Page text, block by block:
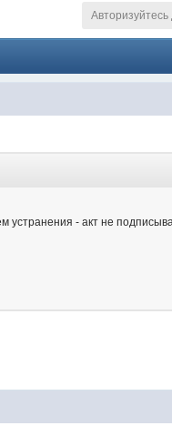
устранения - акт не